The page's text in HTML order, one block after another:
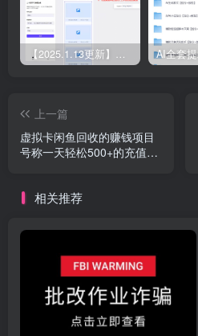
【2025.1.13更新】Coze应用实战 如何利用coze应用功能，开发一个小程序，并发布到微信
上一篇
虚拟卡闲鱼回收的赚钱项目
号称一天轻松500+的充值卡
相关推荐